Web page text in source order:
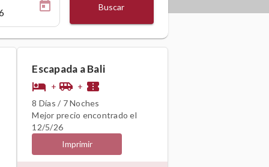
Buscar
Escapada a Bali
hotel + airport_shuttle + confirmation_number
8 Días / 7 Noches
Mejor precio encontrado el
12/5/26
Imprimir